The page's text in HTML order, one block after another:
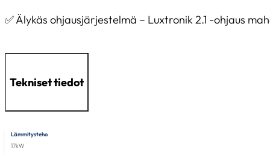
✅ Älykäs ohjausjärjestelmä – Luxtronik 2.1 -ohjaus
Tekniset tiedot
Lämmitysteho
17kW